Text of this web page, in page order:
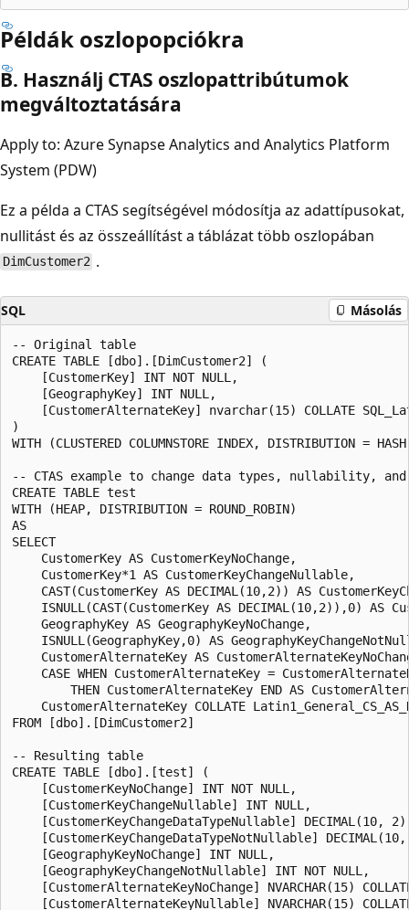
Példák oszlopopciókra
B. Használj CTAS oszlopattribútumok
megváltoztatására
Apply to: Azure Synapse Analytics and Analytics Platform
System (PDW)
Ez a példa a CTAS segítségével módosítja az adattípusokat,
nullitást és az összeállítást a táblázat több oszlopában
DimCustomer2 .
SQL Másolás
-- Original table
CREATE TABLE [dbo].[DimCustomer2] (
    [CustomerKey] INT NOT NULL,
    [GeographyKey] INT NULL,
[CustomerAlternateKey] nvarchar(15) COLLATE
)
WITH (CLUSTERED COLUMNSTORE INDEX, DISTRIBUTION =
-- CTAS example to change data types, nullability,
CREATE TABLE test
WITH (HEAP, DISTRIBUTION = ROUND_ROBIN)
AS
SELECT
    CustomerKey AS CustomerKeyNoChange,
    CustomerKey*1 AS CustomerKeyChangeNullable,
CAST(CustomerKey AS DECIMAL(10,2)) AS
ISNULL(CAST(CustomerKey AS DECIMAL(10,2)),0) AS
    GeographyKey AS GeographyKeyNoChange,
ISNULL(GeographyKey,0) AS
CustomerAlternateKey AS
CASE WHEN CustomerAlternateKey =
THEN CustomerAlternateKey END AS
CustomerAlternateKey COLLATE
FROM [dbo].[DimCustomer2]
-- Resulting table
CREATE TABLE [dbo].[test] (
    [CustomerKeyNoChange] INT NOT NULL,
    [CustomerKeyChangeNullable] INT NULL,
[CustomerKeyChangeDataTypeNullable] DECIMAL(10,
[CustomerKeyChangeDataTypeNotNullable]
    [GeographyKeyNoChange] INT NULL,
    [GeographyKeyChangeNotNullable] INT NOT NULL,
[CustomerAlternateKeyNoChange] NVARCHAR(15)
[CustomerAlternateKeyNullable] NVARCHAR(15)